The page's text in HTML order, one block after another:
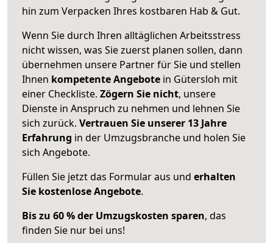
hin zum Verpacken Ihres kostbaren Hab & Gut.
Wenn Sie durch Ihren alltäglichen Arbeitsstress
nicht wissen, was Sie zuerst planen sollen, dann
übernehmen unsere Partner für Sie und stellen
Ihnen kompetente Angebote in Gütersloh mit
einer Checkliste. Zögern Sie nicht, unsere
Dienste in Anspruch zu nehmen und lehnen Sie
sich zurück. Vertrauen Sie unserer 13 Jahre
Erfahrung in der Umzugsbranche und holen Sie
sich Angebote.
Füllen Sie jetzt das Formular aus und erhalten
Sie kostenlose Angebote.
Bis zu 60 % der Umzugskosten sparen, das
finden Sie nur bei uns!